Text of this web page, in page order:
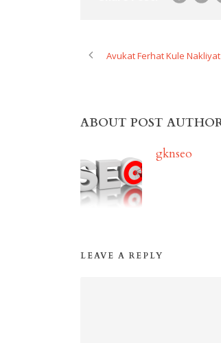
Avukat Ferhat Kule Nakliyat
ABOUT POST
gknseo
LEAVE A REPLY